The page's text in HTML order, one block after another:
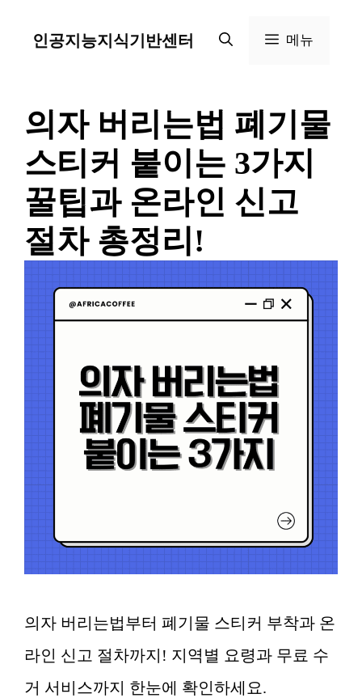
인공지능지식기반센터 메뉴
의자 버리는법 폐기물
스티커 붙이는 3가지
꿀팁과 온라인 신고
절차 총정리!
의자 버리는법부터 폐기물 스티커 부착과 온
라인 신고 절차까지! 지역별 요령과 무료 수
거 서비스까지 한눈에 확인하세요.